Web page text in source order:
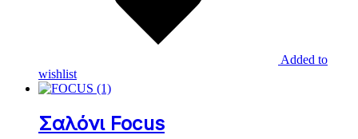
Added to
wishlist
Σαλόνι Focus